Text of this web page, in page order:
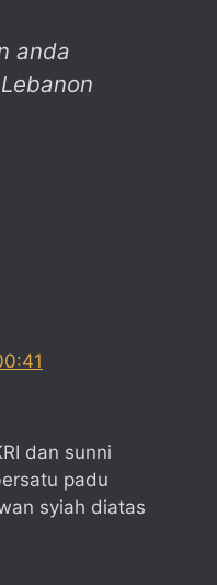
anda
dan sunni
padu
syiah diatas